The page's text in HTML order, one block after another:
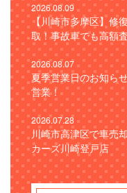
2026.08.09
【川崎市多摩区】修
取！事故車でも高額
2026.08.07
夏季営業日のお知ら
営業！
2026.07.28
川崎市高津区で車売
カーズ川崎登戸店